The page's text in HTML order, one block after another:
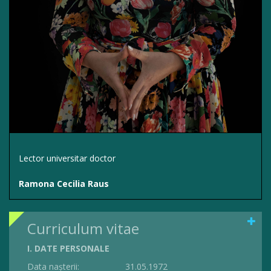
Lector universitar doctor
Ramona Cecilia Raus
Curriculum vitae
I. DATE PERSONALE
Data nașterii: 31.05.1972